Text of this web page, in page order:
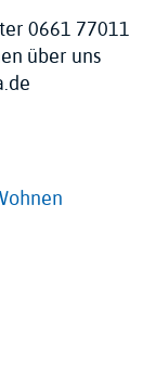
0661 77011
über uns